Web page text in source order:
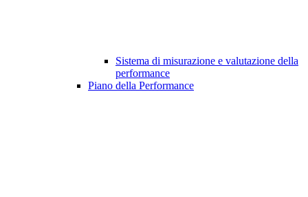
Sistema di misurazione e valutazione della
performance
Piano della Performance